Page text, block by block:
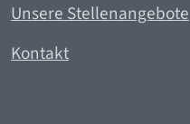
Unsere Stellenangebote
Kontakt